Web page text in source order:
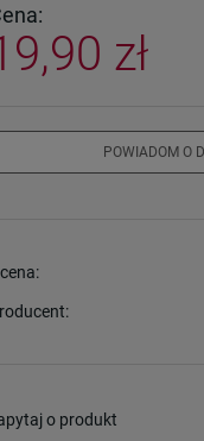
zł
POWIADOM O
o produkt